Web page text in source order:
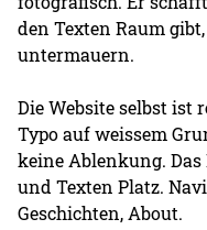
den Texten Raum
untermauern.
Die Website selbst ist
Typo auf weissem
keine Ablenkung.
und Texten Platz.
Geschichten, About.